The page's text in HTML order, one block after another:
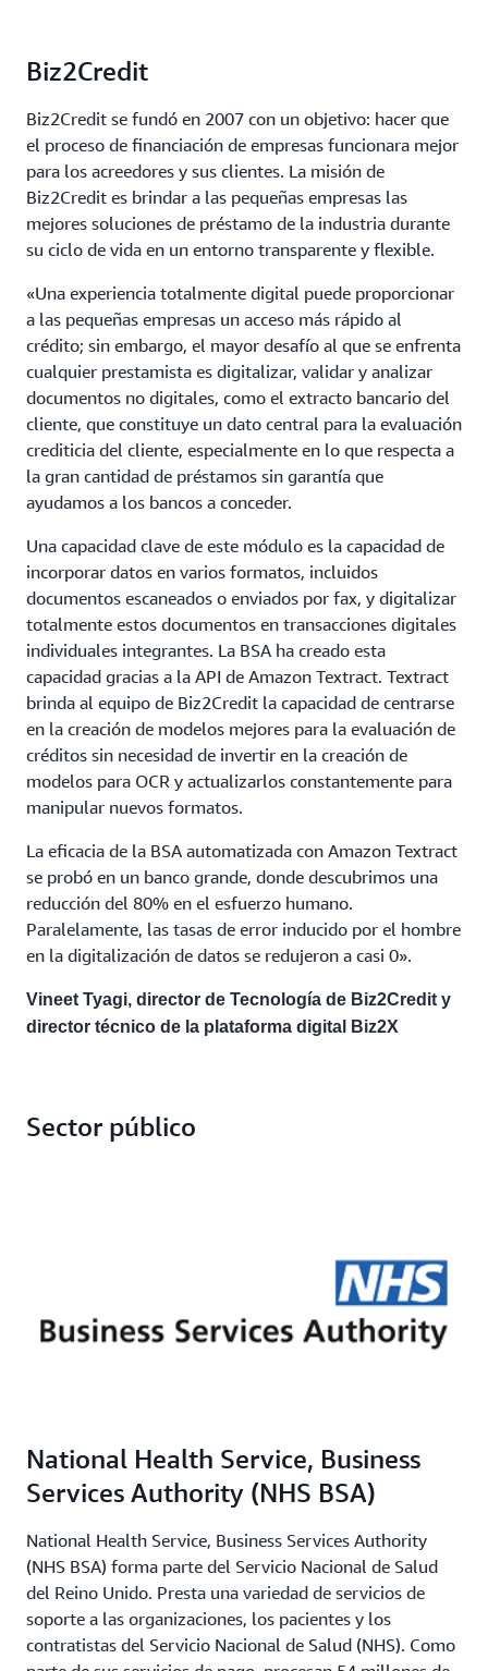
Biz2Credit
Biz2Credit se fundó en 2007 con un objetivo: hacer que
el proceso de financiación de empresas funcionara mejor
para los acreedores y sus clientes. La misión de
Biz2Credit es brindar a las pequeñas empresas las
mejores soluciones de préstamo de la industria durante
su ciclo de vida en un entorno transparente y flexible.
«Una experiencia totalmente digital puede proporcionar
a las pequeñas empresas un acceso más rápido al
crédito; sin embargo, el mayor desafío al que se enfrenta
cualquier prestamista es digitalizar, validar y analizar
documentos no digitales, como el extracto bancario del
cliente, que constituye un dato central para la evaluación
crediticia del cliente, especialmente en lo que respecta a
la gran cantidad de préstamos sin garantía que
ayudamos a los bancos a conceder.
Una capacidad clave de este módulo es la capacidad de
incorporar datos en varios formatos, incluidos
documentos escaneados o enviados por fax, y digitalizar
totalmente estos documentos en transacciones digitales
individuales integrantes. La BSA ha creado esta
capacidad gracias a la API de Amazon Textract. Textract
brinda al equipo de Biz2Credit la capacidad de centrarse
en la creación de modelos mejores para la evaluación de
créditos sin necesidad de invertir en la creación de
modelos para OCR y actualizarlos constantemente para
manipular nuevos formatos.
La eficacia de la BSA automatizada con Amazon Textract
se probó en un banco grande, donde descubrimos una
reducción del 80% en el esfuerzo humano.
Paralelamente, las tasas de error inducido por el hombre
en la digitalización de datos se redujeron a casi 0».
Vineet Tyagi, director de Tecnología de Biz2Credit y
director técnico de la plataforma digital Biz2X
Sector público
National Health Service, Business
Services Authority (NHS BSA)
National Health Service, Business Services Authority
(NHS BSA) forma parte del Servicio Nacional de Salud
del Reino Unido. Presta una variedad de servicios de
soporte a las organizaciones, los pacientes y los
contratistas del Servicio Nacional de Salud (NHS). Como